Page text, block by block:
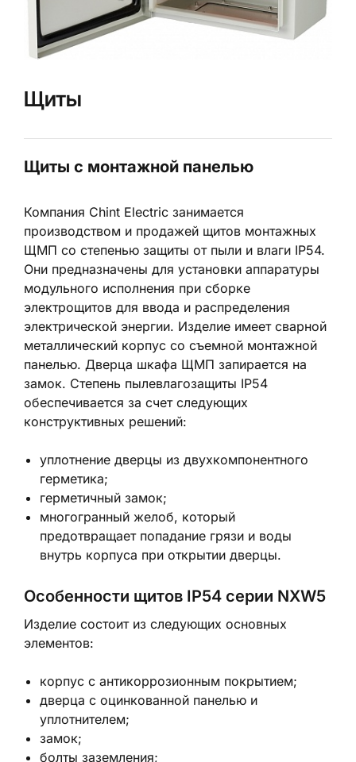
Щиты
Щиты с монтажной панелью
Компания Chint Electric занимается
производством и продажей щитов монтажных
ЩМП со степенью защиты от пыли и влаги IP54.
Они предназначены для установки аппаратуры
модульного исполнения при сборке
электрощитов для ввода и распределения
электрической энергии. Изделие имеет сварной
металлический корпус со съемной монтажной
панелью. Дверца шкафа ЩМП запирается на
замок. Степень пылевлагозащиты IP54
обеспечивается за счет следующих
конструктивных решений:
уплотнение дверцы из двухкомпонентного
герметика;
герметичный замок;
многогранный желоб, который
предотвращает попадание грязи и воды
внутрь корпуса при открытии дверцы.
Особенности щитов IP54 серии NXW5
Изделие состоит из следующих основных
элементов:
корпус с антикоррозионным покрытием;
дверца с оцинкованной панелью и
уплотнителем;
замок;
болты заземления;